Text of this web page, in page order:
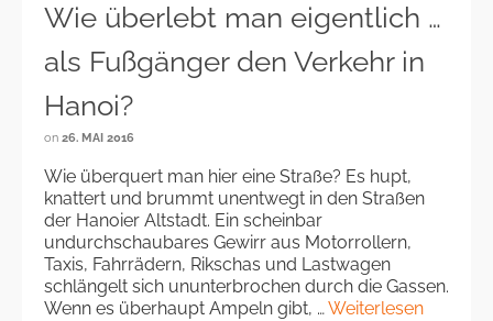
Wie überlebt man eigentlich …
als Fußgänger den Verkehr in
Hanoi?
on 26. MAI 2016
Wie überquert man hier eine Straße? Es hupt,
knattert und brummt unentwegt in den Straßen
der Hanoier Altstadt. Ein scheinbar
undurchschaubares Gewirr aus Motorrollern,
Taxis, Fahrrädern, Rikschas und Lastwagen
schlängelt sich ununterbrochen durch die Gassen.
Wenn es überhaupt Ampeln gibt, …Weiterlesen